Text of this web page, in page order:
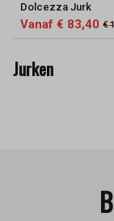
Dolcezza Jurk
Vanaf € 83,40 €
Jurken